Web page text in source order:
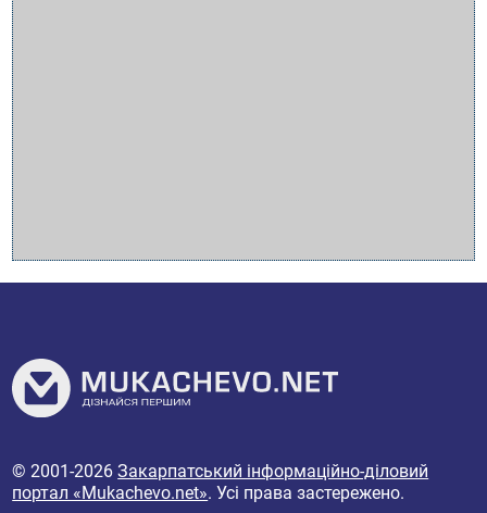
© 2001-2026Закарпатський інформаційно-діловий
портал «Mukachevo.net». Усі права застережено.